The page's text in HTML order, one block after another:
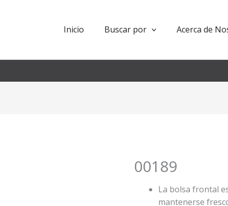
Inicio Buscar por Acerca de
00189
La bolsa frontal
mantenerse